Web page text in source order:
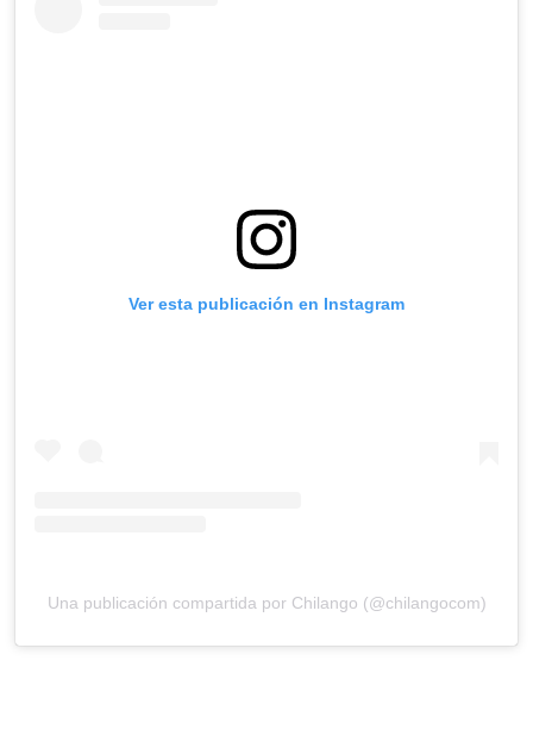
Ver esta publicación en Instagram
Una publicación compartida por Chilango (@chilangocom)